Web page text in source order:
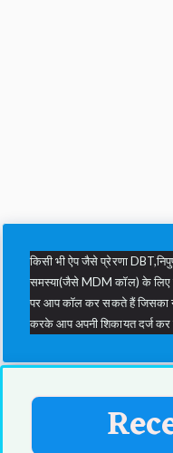
किसी भी ऐप जैसे प्रेरणा
समस्या(जैसे MDM कॉल) के लिए
पर आप कॉल कर सकते हैं जिसका
करके आप अपनी शिकायत दर्ज